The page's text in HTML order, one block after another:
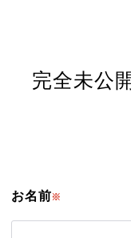
完全未公
お名前※